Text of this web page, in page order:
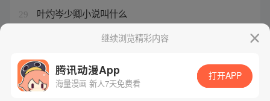
29 叶灼岑少卿小说叫什么
继续浏览精彩内容
腾讯动漫App
海量漫画 新人7天免费看
打开APP